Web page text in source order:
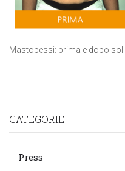
Mastopessi: prima e dopo
CATEGORIE
Press